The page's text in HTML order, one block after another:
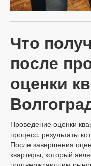
Что
после
оценки
Проведение оценки
процесс, результаты
После завершения
квартиры, который